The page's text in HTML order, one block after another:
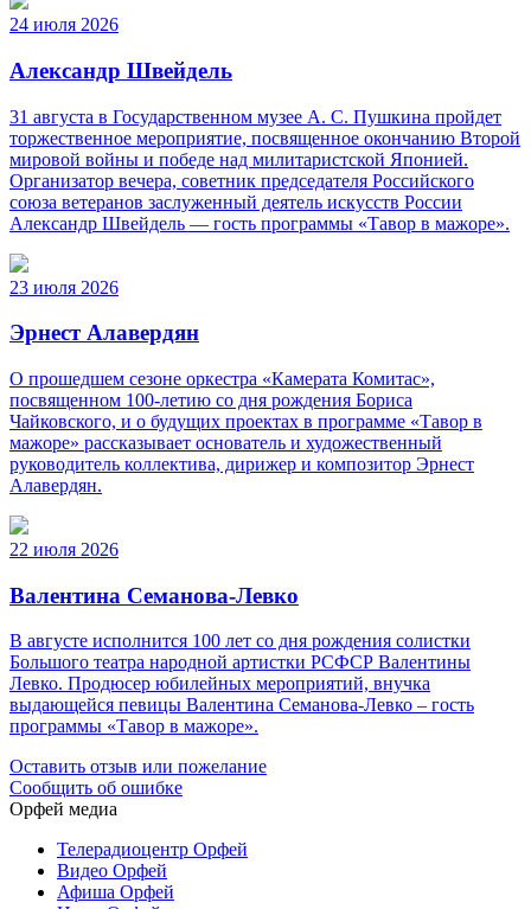
24 июля 2026
Александр Швейдель
31 августа в Государственном музее А. С. Пушкина пройдет
торжественное мероприятие, посвященное окончанию Второй
мировой войны и победе над милитаристской Японией.
Организатор вечера, советник председателя Российского
союза ветеранов заслуженный деятель искусств России
Александр Швейдель — гость программы «Тавор в мажоре».
23 июля 2026
Эрнест Алавердян
О прошедшем сезоне оркестра «Камерата Комитас»,
посвященном 100-летию со дня рождения Бориса
Чайковского, и о будущих проектах в программе «Тавор в
мажоре» рассказывает основатель и художественный
руководитель коллектива, дирижер и композитор Эрнест
Алавердян.
22 июля 2026
Валентина Семанова-Левко
В августе исполнится 100 лет со дня рождения солистки
Большого театра народной артистки РСФСР Валентины
Левко. Продюсер юбилейных мероприятий, внучка
выдающейся певицы Валентина Семанова-Левко – гость
программы «Тавор в мажоре».
Оставить отзыв или пожелание
Сообщить об ошибке
Орфей медиа
Телерадиоцентр Орфей
Видео Орфей
Афиша Орфей